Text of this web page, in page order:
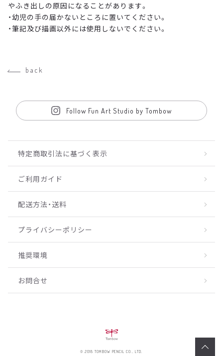
やふき出しの原因になることがあります。
・幼児の手の届かないところに置いてください。
・筆記及び描画以外には使用しないでください。
back
Follow Fun Art Studio by Tombow
特定商取引法に基づく表示
ご利用ガイド
配送方法・送料
プライバシーポリシー
推奨環境
お問合せ
© 2018 TOMBOW PENCIL CO., LTD.